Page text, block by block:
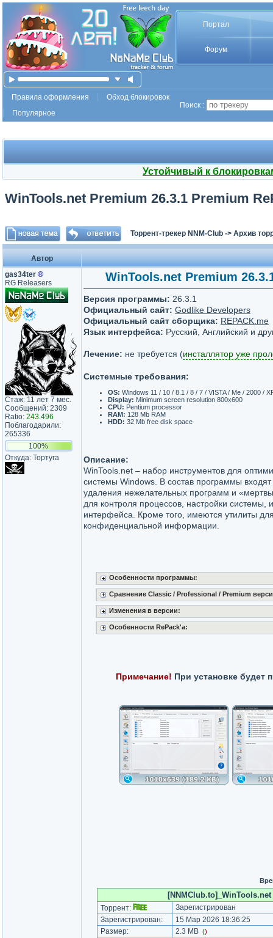
Портал
Форум
Правила оформления
Обход блокировок
Популярное
Поиск :
Устойчивый к
WinTools.net Premium 26.3.1 Premium
Торрент-трекер NNM-Club -> Архив
Автор
gas34ter ®
RG Releasers
Стаж: 11 лет 7 мес.
Сообщений: 2309
Ratio: 243.496
Поблагодарили:
265336
100%
Откуда: Тортуга
WinTools.net Premium
Версия программы: 26.3.1
Официальный сайт: Godlike Developers
Официальный сайт сборщика: REPACK.me
Язык интерфейса: Русский, Английский и
Лечение: не требуется (инсталлятор уже
Системные требования:
OS: Windows 11 / 10 / 8.1 / 8 / 7 / VISTA / Me / 2000 /
Display: Minimum screen resolution 800x600
CPU: Pentium processor
RAM: 128 Mb RAM
HDD: 32 Mb free disk space
Описание:
WinTools.net – набор инструментов для
системы Windows. В состав программы
удаления нежелательных программ и
для контроля процессов, настройки системы,
интерфейса. Кроме того, имеются утилиты
конфиденциальной информации.
Особенности программы:
Сравнение Classic / Professional / Premium
Изменения в версии:
Особенности RePack'a:
Примечание! При установке будет
Торрент:
Зарегистрирован
Зарегистрирован:
15 Мар 2026 18:36:25
Размер:
2.3 MB ()